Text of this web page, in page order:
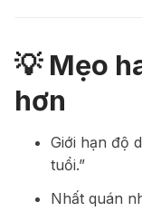
💡 Mẹo
hơn
Giới hạn độ
tuổi.”
Nhất quán